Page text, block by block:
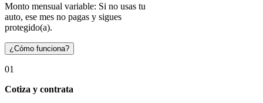
Monto mensual variable: Si no usas tu
auto, ese mes no pagas y sigues
protegido(a).
¿Cómo funciona?
01
Cotiza y contrata